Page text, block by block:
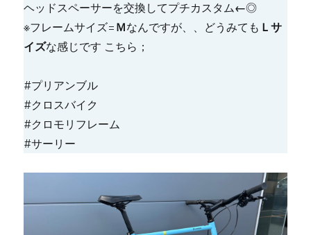
ヘッドスペーサーを交換してプチカスタム←◎
※フレームサイズ= Ｍなんですが、、どうみても Ｌサ
イズな感じです こちら；
#プリアンブル
#クロスバイク
#クロモリフレーム
#サーリー